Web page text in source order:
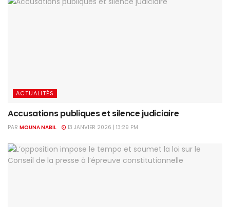
ACTUALITÉS
Accusations publiques et silence judiciaire
PAR MOUNA NABIL 13 JANVIER 2026 | 13:29 PM